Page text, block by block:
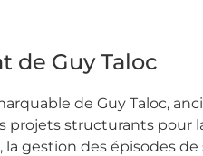
de Guy Taloc
de Guy Taloc,
projets structurants
la gestion des épisodes